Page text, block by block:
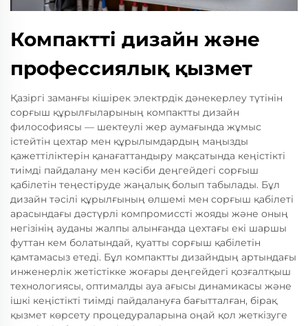
Компактті дизайн және
профессиялық қызмет
Қазіргі заманғы кішірек электрдік дәнекерлеу түтінін
сорғыш құрылғыларының компактты дизайн
философиясы — шектеулі жер аумағында жұмыс
істейтін цехтар мен құрылымдардың маңызды
қажеттіліктерін қанағаттандыру мақсатында кеңістікті
тиімді пайдалану мен кәсіби деңгейдегі сорғыш
қабілетін теңестіруде жаңалық болып табылады. Бұл
дизайн тәсілі құрылғының өлшемі мен сорғыш қабілеті
арасындағы дәстүрлі компромиссті жояды және оның
негізінің ауданы жалпы алынғанда цехтағы екі шаршы
футтан кем болатындай, қуатты сорғыш қабілетін
қамтамасыз етеді. Бұл компактты дизайндың артындағы
инженерлік жетістікке жоғары деңгейдегі қозғалтқыш
технологиясы, оптималды ауа ағысы динамикасы және
ішкі кеңістікті тиімді пайдалануға бағытталған, бірақ
қызмет көрсету процедураларына оңай қол жеткізуге